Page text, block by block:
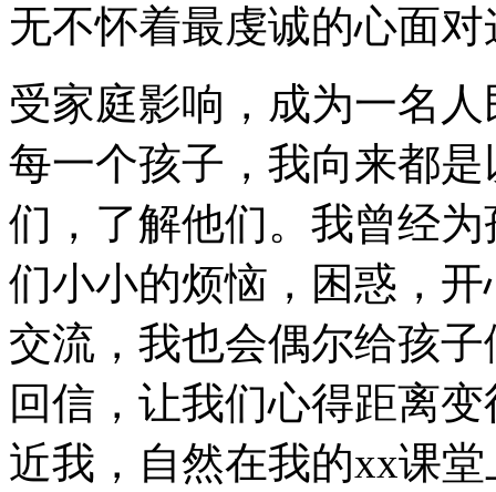
无不怀着最虔诚的心面
受家庭影响，成为一名
每一个孩子，我向来都
们，了解他们。我曾经
们小小的烦恼，困惑，
交流，我也会偶尔给孩
回信，让我们心得距离
近我，自然在我的xx课